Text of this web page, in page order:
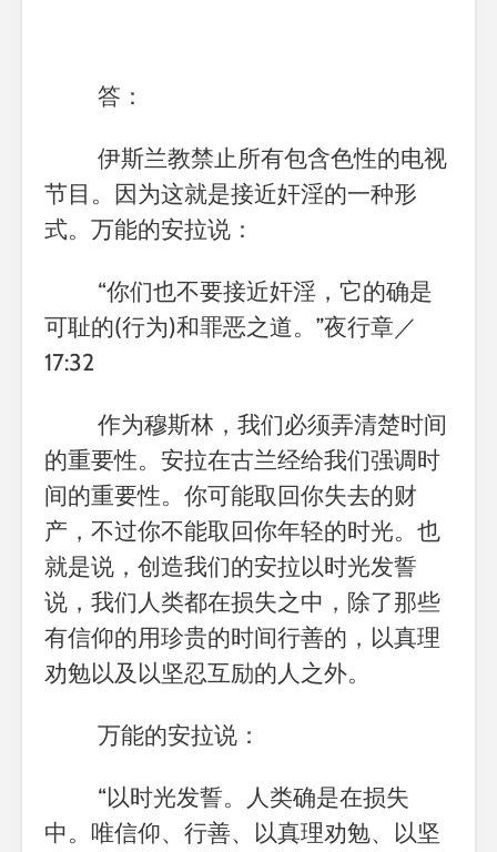
答：
伊斯兰教禁止所有包含色性的电视
节目。因为这就是接近奸淫的一种形
式。万能的安拉说：
“你们也不要接近奸淫，它的确是
可耻的(行为)和罪恶之道。 ”夜行章／
17:32
作为穆斯林，我们必须弄清楚时间
的重要性。安拉在古兰经给我们强调时
间的重要性。你可能取回你失去的财
产，不过你不能取回你年轻的时光。也
就是说，创造我们的安拉以时光发誓
说，我们人类都在损失之中，除了那些
有信仰的用珍贵的时间行善的，以真理
劝勉以及以坚忍互励的人之外。
万能的安拉说：
“以时光发誓。人类确是在损失
中。唯信仰、行善、以真理劝勉、以坚